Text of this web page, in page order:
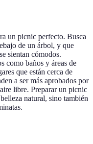
un picnic perfecto. Busca
de un árbol, y que
sientan cómodos.
como baños y áreas de
que están cerca de
a ser más aprobados por
libre. Preparar un picnic
natural, sino también